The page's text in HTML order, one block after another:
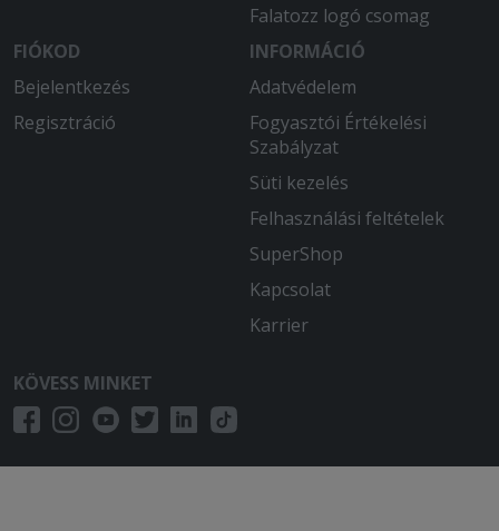
Falatozz logó csomag
FIÓKOD
Bejelentkezés
Regisztráció
INFORMÁCIÓ
Adatvédelem
Fogyasztói Értékelési
Szabályzat
Süti kezelés
Felhasználási feltételek
SuperShop
Kapcsolat
Karrier
KÖVESS MINKET